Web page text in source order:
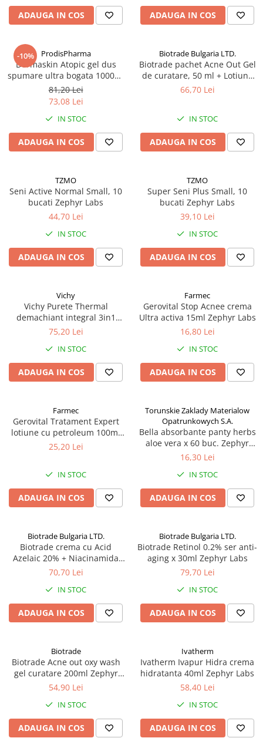
Antioxidanti
Altele-Suplimente alimentare
ADAUGA IN COS ADAUGA IN COS
-10% ProdisPharma
Dermaskin Atopic gel dus
spumare ultra bogata 1000ml
Zephyr Labs
81,20 Lei
73,08 Lei
IN STOC
ADAUGA IN COS
Biotrade Bulgaria LTD.
Biotrade pachet Acne Out Gel
de curatare, 50 ml + Lotiune
activa, 20 ml + Crema
66,70 Lei
IN STOC
ADAUGA IN COS
TZMO
Seni Active Normal Small, 10
bucati Zephyr Labs
44,70 Lei
IN STOC
ADAUGA IN COS
TZMO
Super Seni Plus Small, 10
bucati Zephyr Labs
39,10 Lei
IN STOC
ADAUGA IN COS
Vichy
Vichy Purete Thermal
demachiant integral 3in1
200ml Zephyr Labs
75,20 Lei
IN STOC
ADAUGA IN COS
Farmec
Gerovital Stop Acnee crema
Ultra activa 15ml Zephyr Labs
16,80 Lei
IN STOC
ADAUGA IN COS
Farmec
Gerovital Tratament Expert
lotiune cu petroleum 100ml
Zephyr Labs
25,20 Lei
IN STOC
ADAUGA IN COS
Torunskie Zaklady Materialow
Opatrunkowych S.A.
Bella absorbante panty herbs
aloe vera x 60 buc. Zephyr
Labs
16,30 Lei
IN STOC
ADAUGA IN COS
Biotrade Bulgaria LTD.
Biotrade crema cu Acid
Azelaic 20% + Niacinamida
6%, 30 ml Zephyr Labs
70,70 Lei
IN STOC
ADAUGA IN COS
Biotrade Bulgaria LTD.
Biotrade Retinol 0.2% ser anti-
aging x 30ml Zephyr Labs
79,70 Lei
IN STOC
ADAUGA IN COS
Biotrade
Biotrade Acne out oxy wash
gel curatare 200ml Zephyr
Labs
54,90 Lei
IN STOC
ADAUGA IN COS
Ivatherm
Ivatherm Ivapur Hidra crema
hidratanta 40ml Zephyr Labs
58,40 Lei
IN STOC
ADAUGA IN COS